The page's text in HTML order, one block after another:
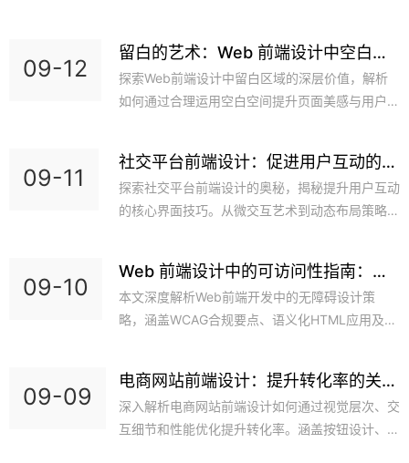
09-12
留白的艺术：Web 前端设计中空白区
域的重要性​
探索Web前端设计中留白区域的深层价值，解析
如何通过合理运用空白空间提升页面美感与用户交
09-11
社交平台前端设计：促进用户互动的界
面技巧​
探索社交平台前端设计的奥秘，揭秘提升用户互动
的核心界面技巧。从微交互艺术到动态布局策略，
变公司实战案例印证，科学运用这些方法可使用户
参与度显著提升。
09-10
Web 前端设计中的可访问性指南：让
网站更包容​
本文深度解析Web前端开发中的无障碍设计策
略，涵盖WCAG合规要点、语义化HTML应用及实
性，提供可落地的解决方案提升数字产品的普适价
值。
09-09
电商网站前端设计：提升转化率的关键
要素​
深入解析电商网站前端设计如何通过视觉层次、交
互细节和性能优化提升转化率。涵盖按钮设计、加